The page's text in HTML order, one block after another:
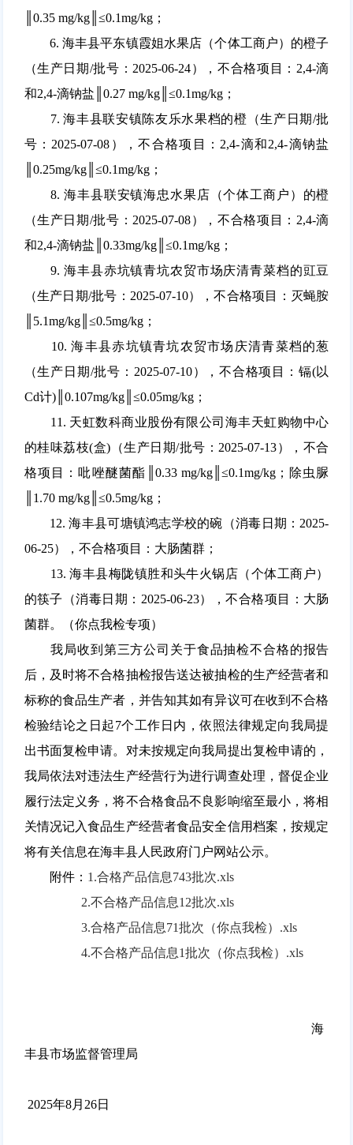
║0.35 mg/kg║≤0.1mg/kg；
6. 海丰县平东镇霞姐水果店（个体工商户）的橙子
（生产日期/批号：2025-06-24），不合格项目：2,4-滴
和2,4-滴钠盐║0.27 mg/kg║≤0.1mg/kg；
7. 海丰县联安镇陈友乐水果档的橙（生产日期/批
号：2025-07-08），不合格项目：2,4-滴和2,4-滴钠盐
║0.25mg/kg║≤0.1mg/kg；
8. 海丰县联安镇海忠水果店（个体工商户）的橙
（生产日期/批号：2025-07-08），不合格项目：2,4-滴
和2,4-滴钠盐║0.33mg/kg║≤0.1mg/kg；
9. 海丰县赤坑镇青坑农贸市场庆清青菜档的豇豆
（生产日期/批号：2025-07-10），不合格项目：灭蝇胺
║5.1mg/kg║≤0.5mg/kg；
10. 海丰县赤坑镇青坑农贸市场庆清青菜档的葱
（生产日期/批号：2025-07-10），不合格项目：镉(以
Cd计)║0.107mg/kg║≤0.05mg/kg；
11. 天虹数科商业股份有限公司海丰天虹购物中心
的桂味荔枝(盒)（生产日期/批号：2025-07-13），不合
格项目：吡唑醚菌酯║0.33 mg/kg║≤0.1mg/kg；除虫脲
║1.70 mg/kg║≤0.5mg/kg；
12. 海丰县可塘镇鸿志学校的碗（消毒日期：2025-
06-25），不合格项目：大肠菌群；
13. 海丰县梅陇镇胜和头牛火锅店（个体工商户）
的筷子（消毒日期：2025-06-23），不合格项目：大肠
菌群。（你点我检专项）
我局收到第三方公司关于食品抽检不合格的报告
后，及时将不合格抽检报告送达被抽检的生产经营者和
标称的食品生产者，并告知其如有异议可在收到不合格
检验结论之日起7个工作日内，依照法律规定向我局提
出书面复检申请。对未按规定向我局提出复检申请的，
我局依法对违法生产经营行为进行调查处理，督促企业
履行法定义务，将不合格食品不良影响缩至最小，将相
关情况记入食品生产经营者食品安全信用档案，按规定
将有关信息在海丰县人民政府门户网站公示。
附件： 1.合格产品信息743批次.xls
2.不合格产品信息12批次.xls
3.合格产品信息71批次（你点我检）.xls
4.不合格产品信息1批次（你点我检）.xls
海
丰县市场监督管理局
2025年8月26日